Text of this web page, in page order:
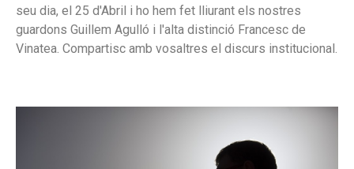
seu dia, el 25 d'Abril i ho hem fet lliurant els nostres
guardons Guillem Agulló i l'alta distinció Francesc de
Vinatea. Compartisc amb vosaltres el discurs institucional.